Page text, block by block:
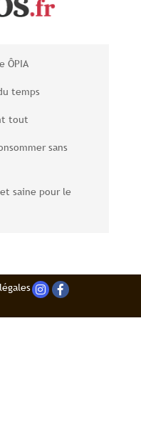
ÔPIA
temps
tout
sans
saine pour le